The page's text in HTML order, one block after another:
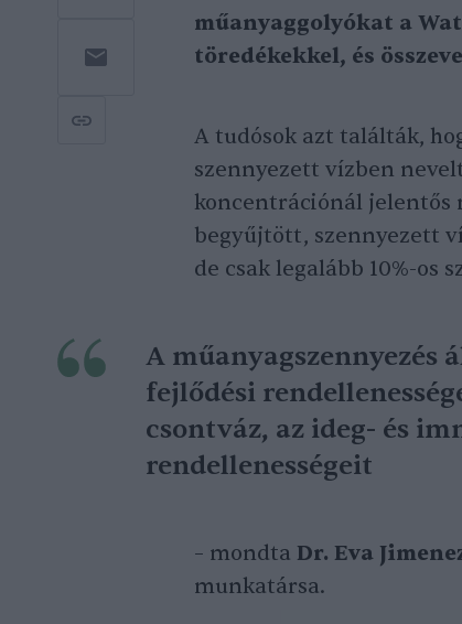
műanyaggolyókat a
töredékekkel, és
A tudósok azt találták,
szennyezett vízben
koncentrációnál jelentős
begyűjtött, szennyezett
de csak legalább 10%-os
A
fejlődési
csontváz, az ideg- és
rendellenességeit
– mondta Dr. Eva
munkatársa.